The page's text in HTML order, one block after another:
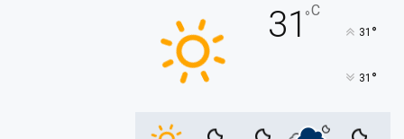
31°C
31 °
31 °